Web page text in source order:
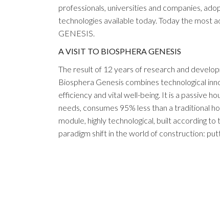
professionals, universities and companies,
technologies available today. Today the most
GENESIS.
A VISIT TO BIOSPHERA GENESIS
The result of 12 years of research and
Biosphera Genesis combines technological
efficiency and vital well-being. It is a passive
needs, consumes 95% less than a traditional
module, highly technological, built according
paradigm shift in the world of construction: